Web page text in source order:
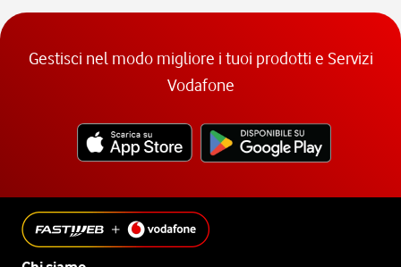
Gestisci nel modo migliore i tuoi prodotti e Servizi
Vodafone